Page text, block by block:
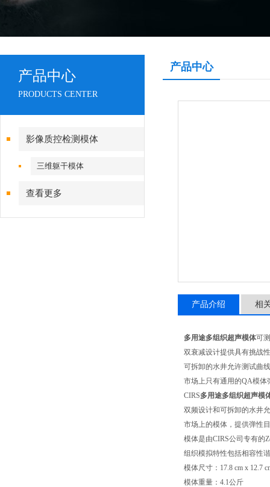
产品中心
PRODUCTS CENTER
影像质控检测模体
三维躯干模体
查看更多
产品中心
产品介绍 相
多用途多组织超声模体可
双衰减设计提供具有挑战
可拆卸的水井允许测试曲
市场上只有通用的QA模体
CIRS多用途多组织超声模
双频设计和可拆卸的水井
市场上的模体，提供弹性
模体是由CIRS公司专有的
组织模拟特性包括相容性
模体尺寸： 17.8 cm x 12.7
模体重量： 4.1公斤